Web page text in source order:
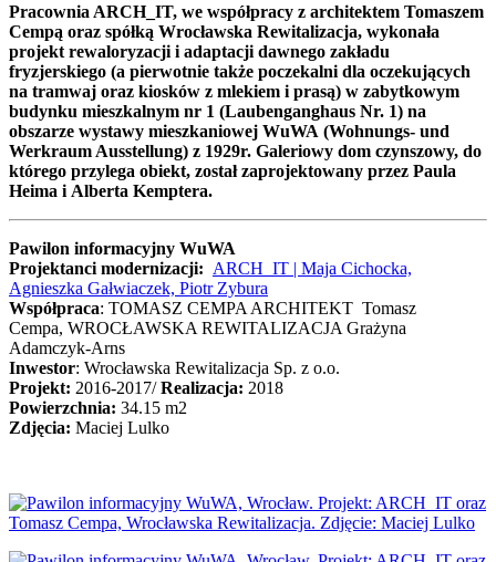
Pracownia ARCH_IT, we współpracy z architektem Tomaszem
Cempą oraz spółką Wrocławska Rewitalizacja, wykonała
projekt rewaloryzacji i adaptacji dawnego zakładu
fryzjerskiego (a pierwotnie także poczekalni dla oczekujących
na tramwaj oraz kiosków z mlekiem i prasą) w zabytkowym
budynku mieszkalnym nr 1 (Laubenganghaus Nr. 1) na
obszarze wystawy mieszkaniowej WuWA (Wohnungs- und
Werkraum Ausstellung) z 1929r. Galeriowy dom czynszowy, do
którego przylega obiekt, został zaprojektowany przez Paula
Heima i Alberta Kemptera.
Pawilon informacyjny WuWA
Projektanci modernizacji: ARCH_IT | Maja Cichocka,
Agnieszka Gałwiaczek, Piotr Zybura
Współpraca: TOMASZ CEMPA ARCHITEKT Tomasz
Cempa, WROCŁAWSKA REWITALIZACJA Grażyna
Adamczyk-Arns
Inwestor: Wrocławska Rewitalizacja Sp. z o.o.
Projekt: 2016-2017/Realizacja: 2018
Powierzchnia: 34.15 m2
Zdjęcia: Maciej Lulko